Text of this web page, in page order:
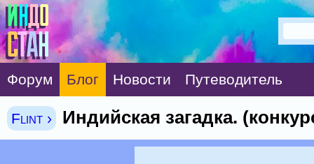
Форум Блог Новости Путеводитель
Flint › Индийская загадка.